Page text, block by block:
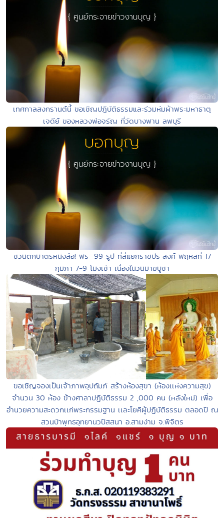
เทศกาลสงกรานต์นี้ ขอเชิญปฏิบัติธรรมและร่วมห่มผ้าพระมหาธาตุ
เจดีย์ ของหลวงพ่อจรัญ ที่วัดบางพาน ลพบุรี
ชวนตักบาตรหนังสือ! พระ 99 รูป ที่สี่แยกราชประสงค์ พฤหัสที่ 17
กุมภา 7-9 โมงเช้า เนื่องในวันมาฆบูชา
ขอเชิญจองเป็นเจ้าภาพอุปถัมภ์ สร้างห้องสุขา (ห้องเเห่งความสุข)
จำนวน 30 ห้อง ข้างศาลาปฏิบัติธรรม 2 ,000 คน (หลังใหม่) เพื่อ
อำนวยความสะดวกเเก่พระกรรมฐาน เเละโยคีผู้ปฏิบัติธรรม ตลอดปี ณ
สวนป่าพุทธอุทยานวปัสสนา อ.สามง่าม จ.พิจิตร